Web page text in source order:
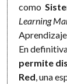
como
Learning
En
permite
Red , una